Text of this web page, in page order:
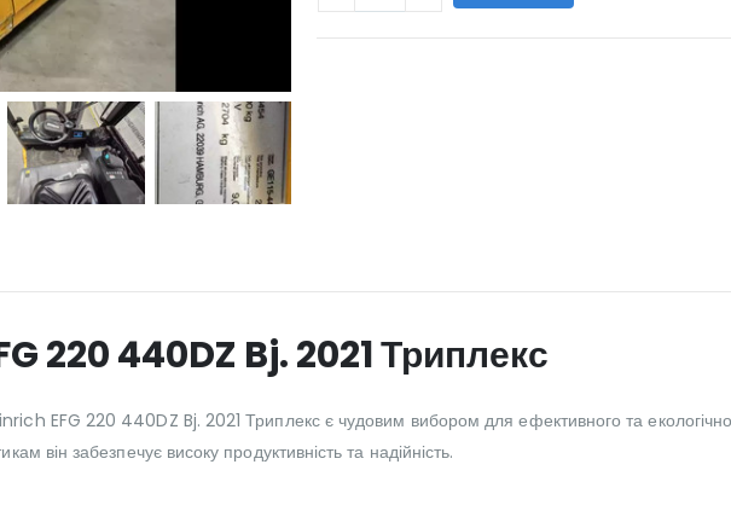
220 440DZ Bj. 2021 Триплекс
EFG 220 440DZ Bj. 2021 Триплекс є чудовим вибором для ефективного та
він забезпечує високу продуктивність та надійність.